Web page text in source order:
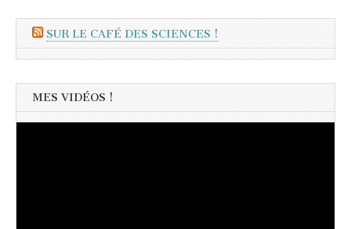
SUR LE CAFÉ DES SCIENCES !
MES VIDÉOS !